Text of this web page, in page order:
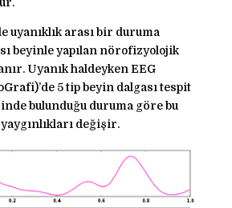
uyanıklık arası bir duruma
beyinle yapılan nörofizyolojik
Uyanık haldeyken EEG
5 tip beyin dalgası tespit
bulunduğu duruma göre bu
değişir.